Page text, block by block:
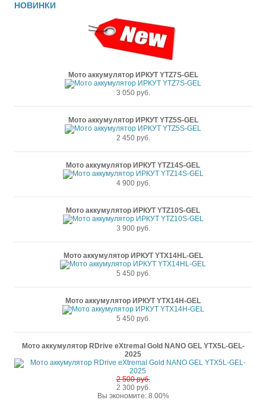
НОВИНКИ
Мото аккумулятор ИРКУТ YTZ7S-GEL
3 050 руб.
Мото аккумулятор ИРКУТ YTZ5S-GEL
2 450 руб.
Мото аккумулятор ИРКУТ YTZ14S-GEL
4 900 руб.
Мото аккумулятор ИРКУТ YTZ10S-GEL
3 900 руб.
Мото аккумулятор ИРКУТ YTX14HL-GEL
5 450 руб.
Мото аккумулятор ИРКУТ YTX14H-GEL
5 450 руб.
Мото аккумулятор RDrive eXtremal Gold NANO GEL YTX5L-GEL-
2025
2 500 руб.
2 300 руб.
Вы экономите: 8.00%